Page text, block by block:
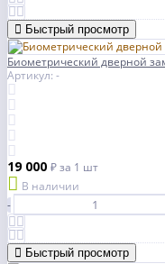
Быстрый просмотр
Биометрический дверной
Артикул: -
19 000 ₽за 1 шт
В наличии
-
Быстрый просмотр